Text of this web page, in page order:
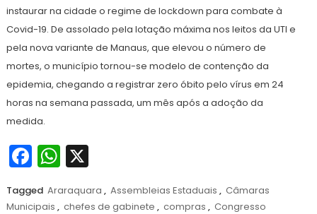
instaurar na cidade o regime de lockdown para combate à
Covid-19. De assolado pela lotação máxima nos leitos da UTI e
pela nova variante de Manaus, que elevou o número de
mortes, o município tornou-se modelo de contenção da
epidemia, chegando a registrar zero óbito pelo vírus em 24
horas na semana passada, um mês após a adoção da
medida.
Facebook
WhatsApp
X
Tagged Araraquara , Assembleias Estaduais , Câmaras
Municipais , chefes de gabinete , compras , Congresso